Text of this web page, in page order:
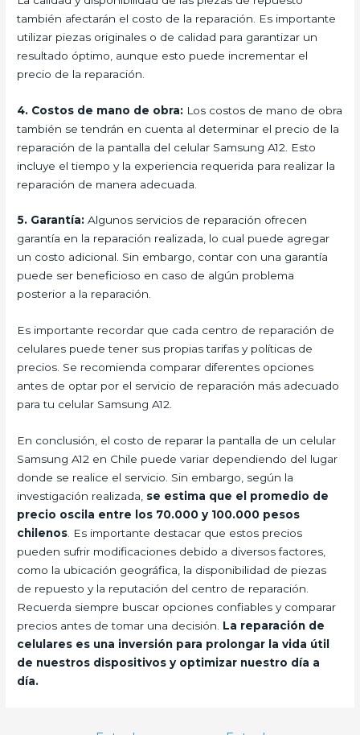
también afectarán el costo de la reparación. Es importante
utilizar piezas originales o de calidad para garantizar un
resultado óptimo, aunque esto puede incrementar el
precio de la reparación.
4. Costos de mano de obra: Los costos de mano de obra
también se tendrán en cuenta al determinar el precio de la
reparación de la pantalla del celular Samsung A12. Esto
incluye el tiempo y la experiencia requerida para realizar la
reparación de manera adecuada.
5. Garantía: Algunos servicios de reparación ofrecen
garantía en la reparación realizada, lo cual puede agregar
un costo adicional. Sin embargo, contar con una garantía
puede ser beneficioso en caso de algún problema
posterior a la reparación.
Es importante recordar que cada centro de reparación de
celulares puede tener sus propias tarifas y políticas de
precios. Se recomienda comparar diferentes opciones
antes de optar por el servicio de reparación más adecuado
para tu celular Samsung A12.
En conclusión, el costo de reparar la pantalla de un celular
Samsung A12 en Chile puede variar dependiendo del lugar
donde se realice el servicio. Sin embargo, según la
investigación realizada, se estima que el promedio de
precio oscila entre los 70.000 y 100.000 pesos
chilenos . Es importante destacar que estos precios
pueden sufrir modificaciones debido a diversos factores,
como la ubicación geográfica, la disponibilidad de piezas
de repuesto y la reputación del centro de reparación.
Recuerda siempre buscar opciones confiables y comparar
precios antes de tomar una decisión. La reparación de
celulares es una inversión para prolongar la vida útil
de nuestros dispositivos y optimizar nuestro día a
día.
Navegación